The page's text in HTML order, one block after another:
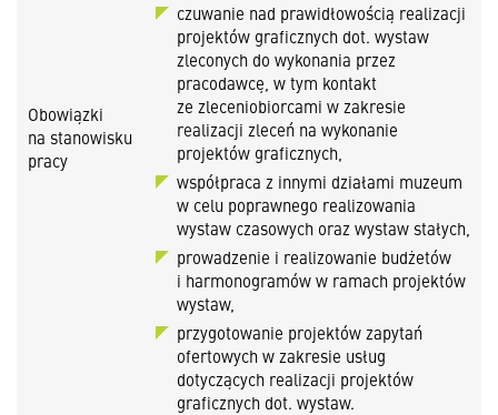
Obowiązki
na stanowisku
pracy
czuwanie nad prawidłowością realizacji
projektów graficznych dot. wystaw
zleconych do wykonania przez
pracodawcę, w tym kontakt
ze zleceniobiorcami w zakresie
realizacji zleceń na wykonanie
projektów graficznych,
współpraca z innymi działami muzeum
w celu poprawnego realizowania
wystaw czasowych oraz wystaw stałych,
prowadzenie i realizowanie budżetów
i harmonogramów w ramach projektów
wystaw,
przygotowanie projektów zapytań
ofertowych w zakresie usług
dotyczących realizacji projektów
graficznych dot. wystaw.